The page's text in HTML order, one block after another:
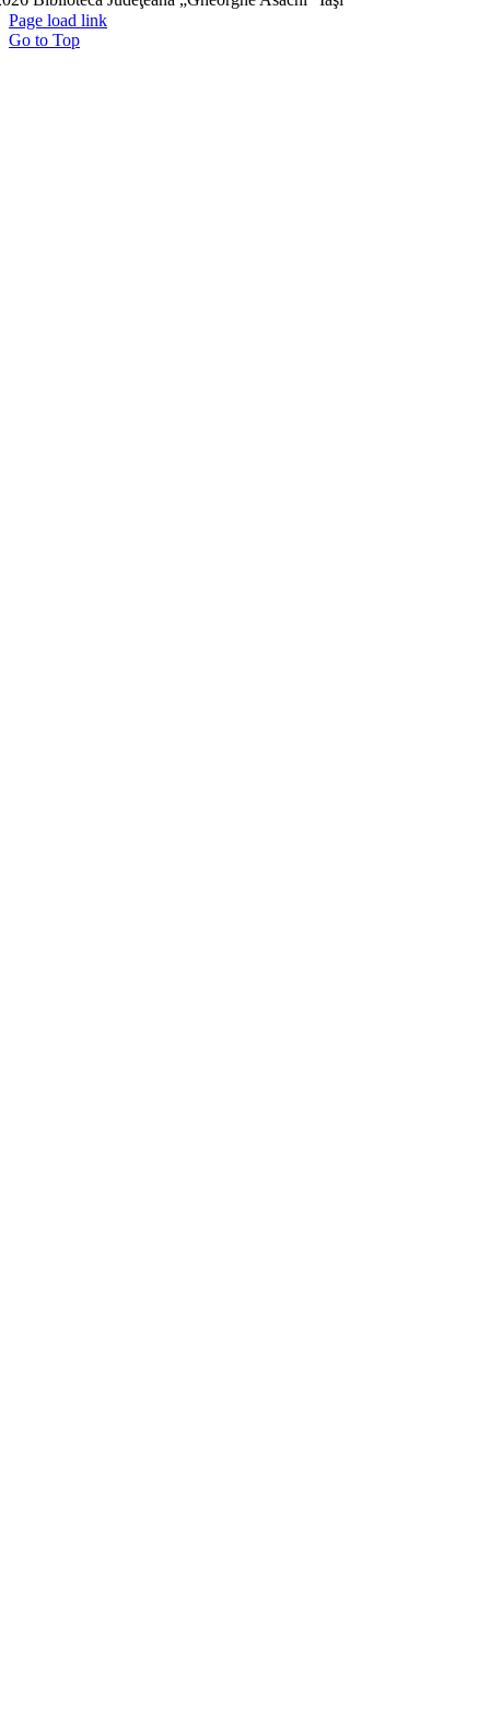
Page load link
Go to Top